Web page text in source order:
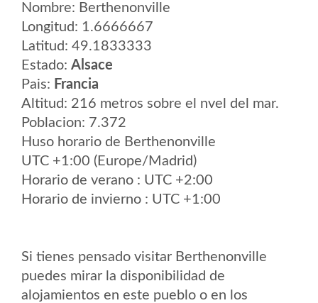
Nombre: Berthenonville
Longitud: 1.6666667
Latitud: 49.1833333
Estado: Alsace
Pais: Francia
Altitud: 216 metros sobre el nvel del mar.
Poblacion: 7.372
Huso horario de Berthenonville
UTC +1:00 (Europe/Madrid)
Horario de verano : UTC +2:00
Horario de invierno : UTC +1:00
Si tienes pensado visitar Berthenonville
puedes mirar la disponibilidad de
alojamientos en este pueblo o en los